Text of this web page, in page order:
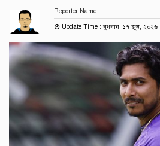
Reporter Name
Update Time : বুধবার, ১৭ জুন, ২০২৬